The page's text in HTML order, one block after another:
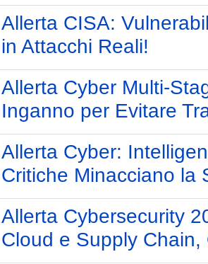
Allerta CISA:
in Attacchi Reali!
Allerta Cyber Multi-
Inganno per Evitare
Allerta Cyber:
Critiche Minacciano la
Allerta Cybersecurity
Cloud e Supply